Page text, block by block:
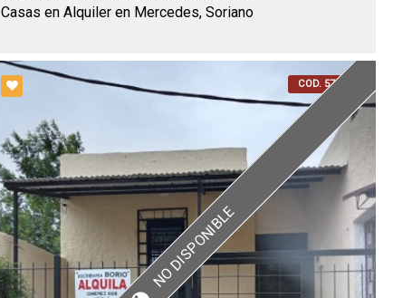
Casas en Alquiler en Mercedes, Soriano
NO DISPONIBLE
COD. 57644